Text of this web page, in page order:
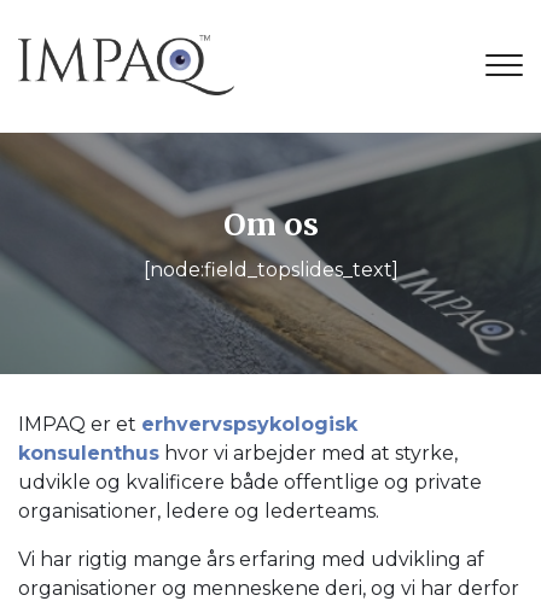
l
d
Om os
[node:field_topslides_text]
IMPAQ er et erhvervspsykologisk
konsulenthus hvor vi arbejder med at styrke,
udvikle og kvalificere både offentlige og private
organisationer, ledere og lederteams.
Vi har rigtig mange års erfaring med udvikling af
organisationer og menneskene deri, og vi har derfor